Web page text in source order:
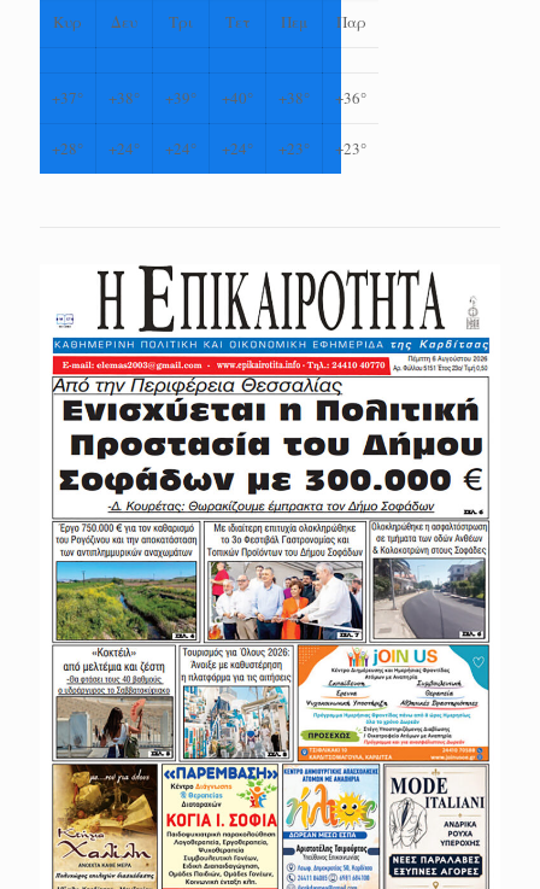
Κυρ
Δευ Τρι Τετ Πεμ Παρ
+37° +38° +39° +40° +38° +36°
+28° +24° +24° +24° +23° +23°